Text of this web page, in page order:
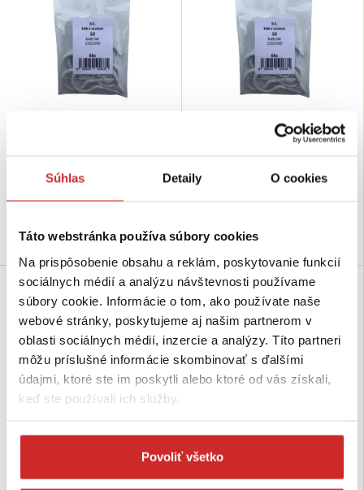
Súhlas Detaily O cookies
Táto webstránka používa súbory cookies
Na prispôsobenie obsahu a reklám, poskytovanie funkcií
sociálnych médií a analýzu návštevnosti používame
súbory cookie. Informácie o tom, ako používate naše
webové stránky, poskytujeme aj našim partnerom v
oblasti sociálnych médií, inzercie a analýzy. Títo partneri
môžu príslušné informácie skombinovať s ďalšími
údajmi, ktoré ste im poskytli alebo ktoré od vás získali,
keď ste používali ich služby.
Povoliť všetko
Rozmer (mm): 50 mm
Skladom 247 ks
Do košíka
SVX Hák s vrutom-biely lak -
Rozmer (mm): 40 mm
Do košíka
SVX
SVX Hák s vrutom Ms - blister 65
2,60 €
SVX
SVX Hák rozperný s okom Zn -